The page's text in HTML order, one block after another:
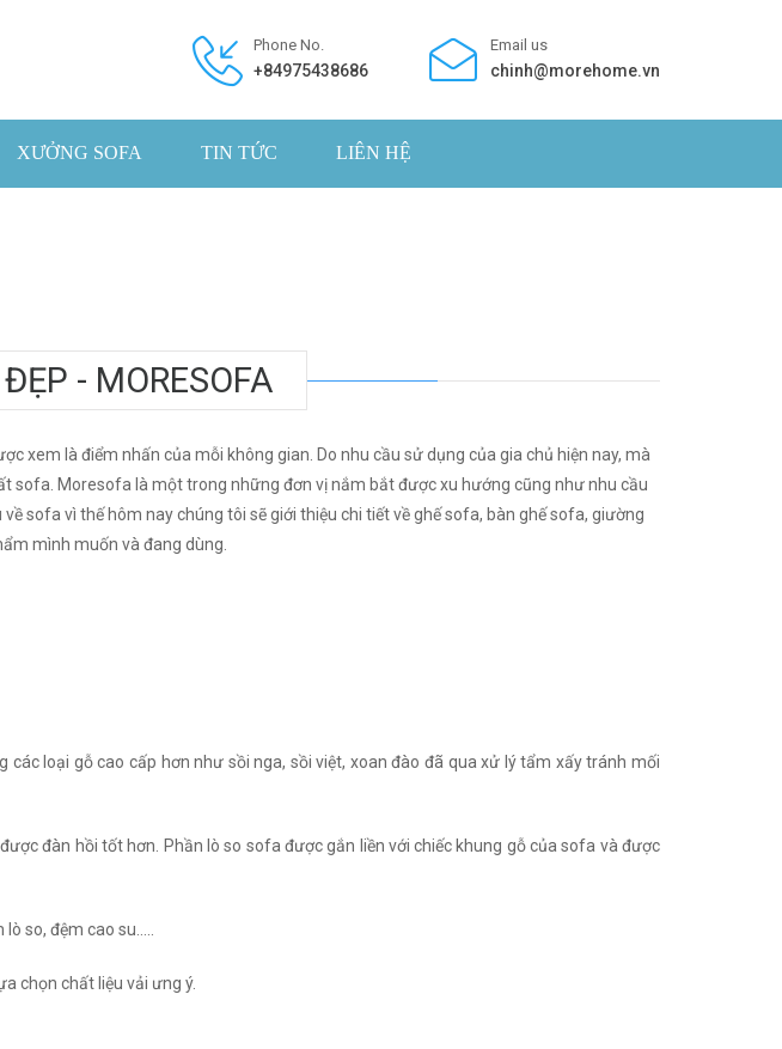
Phone No.
+84975438686
Email us
chinh@morehome.vn
XƯỞNG SOFA TIN TỨC LIÊN HỆ
- MORESOFA
là điểm nhấn của mỗi không gian. Do nhu cầu sử dụng của gia chủ hiện nay, mà
sofa. Moresofa là một trong những đơn vị nắm bắt được xu hướng cũng như nhu cầu
sofa vì thế hôm nay chúng tôi sẽ giới thiệu chi tiết về ghế sofa, bàn ghế sofa, giường
mình muốn và đang dùng.
loại gỗ cao cấp hơn như sồi nga, sồi việt, xoan đào đã qua xử lý tẩm xấy tránh mối
đàn hồi tốt hơn. Phần lò so sofa được gắn liền với chiếc khung gỗ của sofa và được
so, đệm cao su…..
chọn chất liệu vải ưng ý.